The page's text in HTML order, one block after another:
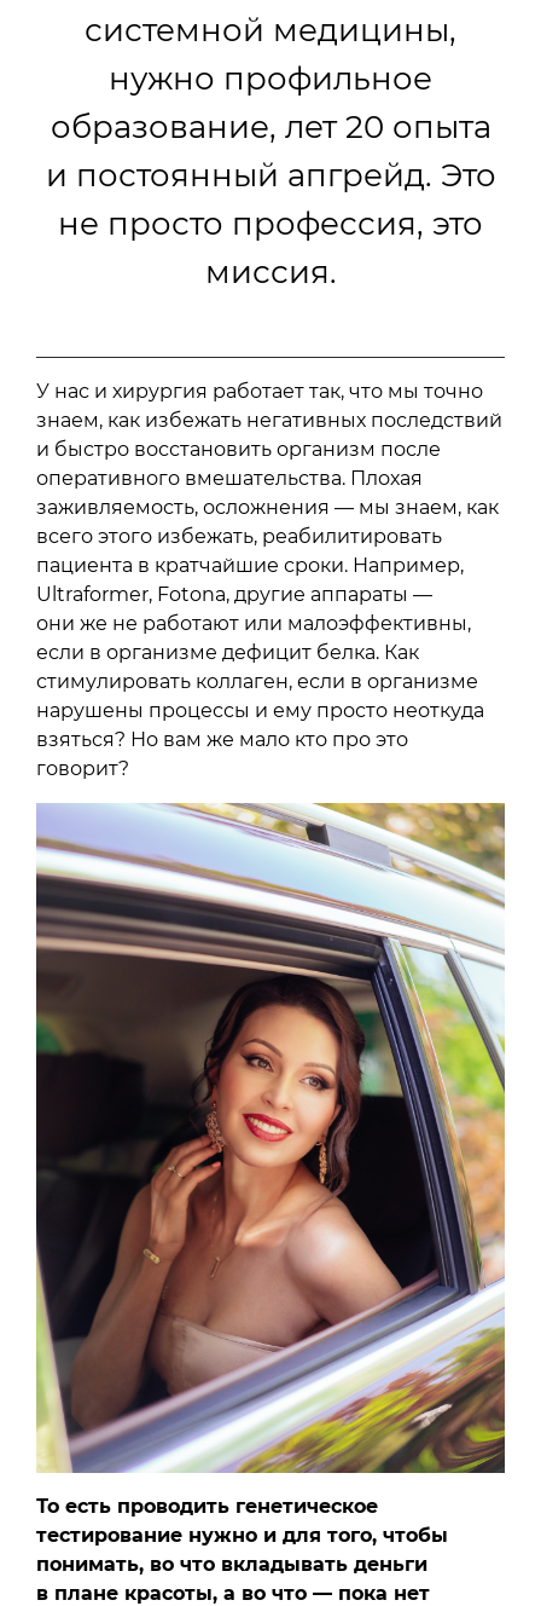
системной медицины,
нужно профильное
образование, лет 20 опыта
и постоянный апгрейд. Это
не просто профессия, это
миссия.
У нас и хирургия работает так, что мы точно
знаем, как избежать негативных последствий
и быстро восстановить организм после
оперативного вмешательства. Плохая
заживляемость, осложнения — мы знаем, как
всего этого избежать, реабилитировать
пациента в кратчайшие сроки. Например,
Ultraformer, Fotona, другие аппараты —
они же не работают или малоэффективны,
если в организме дефицит белка. Как
стимулировать коллаген, если в организме
нарушены процессы и ему просто неоткуда
взяться? Но вам же мало кто про это
говорит?
То есть проводить генетическое
тестирование нужно и для того, чтобы
понимать, во что вкладывать деньги
в плане красоты, а во что — пока нет